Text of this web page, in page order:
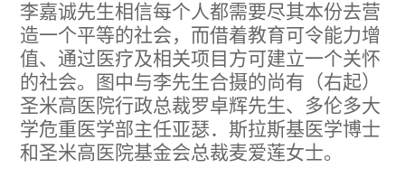
李嘉诚先生相信每个人都需要尽其本份去营
造一个平等的社会，而借着教育可令能力增
值、通过医疗及相关项目方可建立一个关怀
的社会。图中与李先生合摄的尚有（右起）
圣米高医院行政总裁罗卓辉先生、多伦多大
学危重医学部主任亚瑟．斯拉斯基医学博士
和圣米高医院基金会总裁麦爱莲女士。